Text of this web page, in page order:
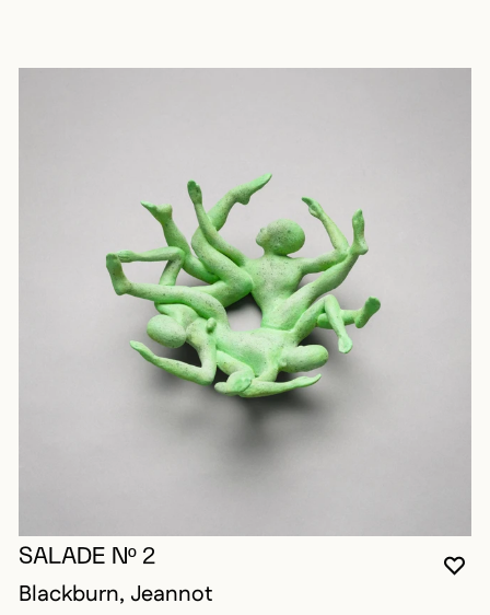
SALADE Nº 2
Blackburn, Jeannot